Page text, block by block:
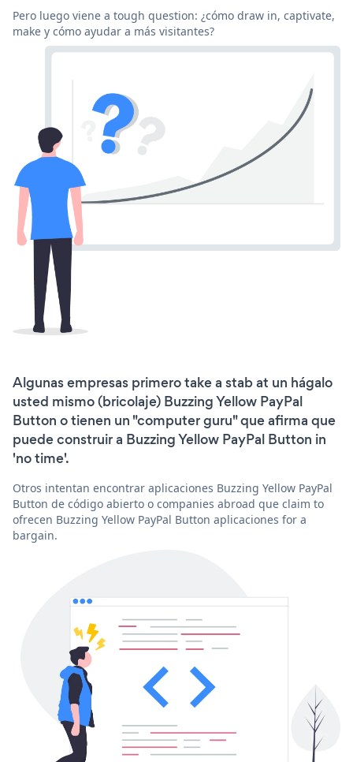
Pero luego viene a tough question: ¿cómo draw in, captivate,
make y cómo ayudar a más visitantes?
Algunas empresas primero take a stab at un hágalo
usted mismo (bricolaje) Buzzing Yellow PayPal
Button o tienen un "computer guru" que afirma que
puede construir a Buzzing Yellow PayPal Button in
'no time'.
Otros intentan encontrar aplicaciones Buzzing Yellow PayPal
Button de código abierto o companies abroad que claim to
ofrecen Buzzing Yellow PayPal Button aplicaciones for a
bargain.